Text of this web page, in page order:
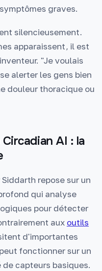
graves.
silencieusement.
apparaissent, il est
"Je voulais
alerter les gens bien
douleur thoracique ou
AI : la
repose sur un
qui analyse
pour détecter
aux outils
d'importantes
fonctionner sur un
capteurs basiques.